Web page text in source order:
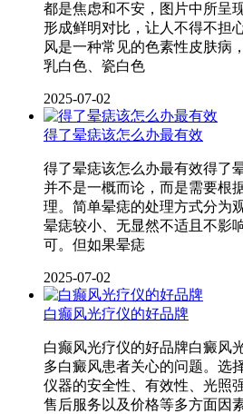
都是焦虑和不安，图片中所呈
形成鲜明对比，让人不得不担
风是一种常见的色素性皮肤病
乳白色、瓷白色
2025-07-02
得了晕痣该怎么办最有效
得了晕痣该怎么办最有效得了
并不是一概而论，而是需要根
理。简单晕痣的处理方式分为
晕痣较小、无显然不适且不影
可。但如果晕痣
2025-07-02
白癫风光疗仪的好品牌
白癫风光疗仪的好品牌白癜风
多白癜风患者关心的问题。选
仪器的安全性、有效性、光照
售后服务以及价格等多方面因